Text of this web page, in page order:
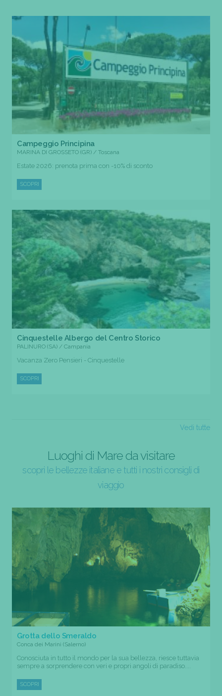
Campeggio Principina
MARINA DI GROSSETO (GR) / Toscana
Estate 2026: prenota prima con -10% di sconto
SCOPRI
Cinquestelle Albergo del Centro Storico
PALINURO (SA) / Campania
Vacanza Zero Pensieri - Cinquestelle
SCOPRI
Vedi tutte
Luoghi di Mare da visitare
scopri le bellezze italiane e tutti i nostri consigli di
viaggio
Grotta dello Smeraldo
Conca dei Marini (Salerno)
Conosciuta in tutto il mondo per la sua bellezza, riesce tuttavia
sempre a sorprendere con veri e propri angoli di paradiso....
SCOPRI